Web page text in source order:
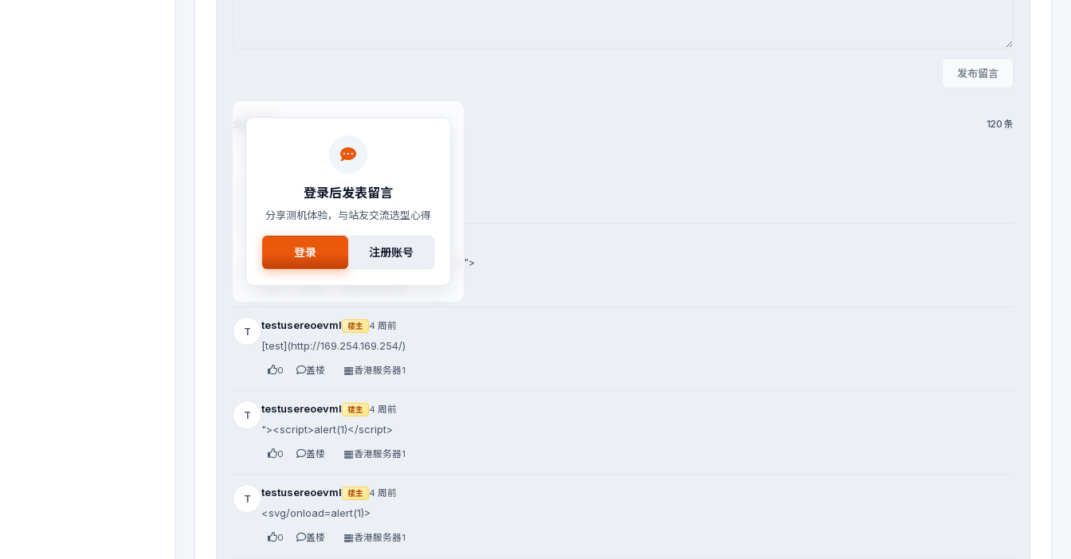
发布留言
登录后发表留言
分享测机体验，与站友交流选型心得
登录 注册账号
全部留言 120 条
testusereoevml 楼主
香港服务器1
testusereoevml 楼主
<img src="http://127.0.0.1:8080/Backend/">
0 盖楼 香港服务器1
T testusereoevml 楼主 4 周前
[test](http://169.254.169.254/)
0 盖楼 香港服务器1
T testusereoevml 楼主 4 周前
"><script>alert(1)</script>
0 盖楼 香港服务器1
T testusereoevml 楼主 4 周前
<svg/onload=alert(1)>
0 盖楼 香港服务器1